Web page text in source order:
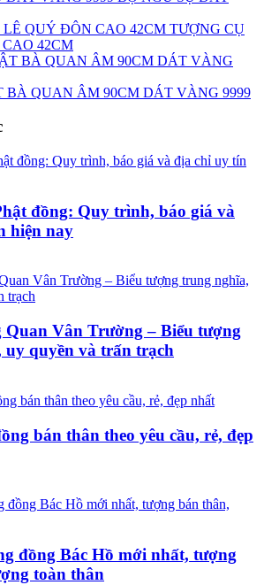
TƯỢNG CỤ
42CM
BÀ QUAN ÂM 90CM DÁT VÀNG 9999
đồng: Quy trình, báo giá và
hiện nay
Quan Vân Trường – Biểu tượng
quyền và trấn trạch
bán thân theo yêu cầu, rẻ, đẹp
đồng Bác Hồ mới nhất, tượng
toàn thân